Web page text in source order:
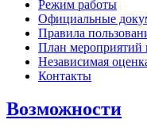
Режим работы
Официальные
Правила
План мероприятий
Независимая
Контакты
Возможности